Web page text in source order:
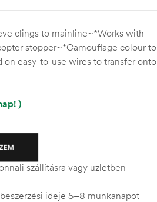
clings to mainline~*Works with
stopper~*Camouflage colour to
easy-to-use wires to transfer onto
)
szállításra vagy üzletben
ideje 5–8 munkanapot